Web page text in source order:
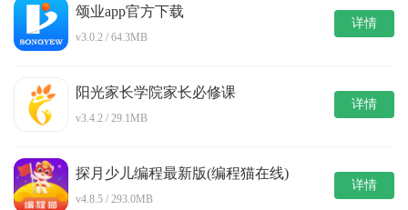
颂业app官方下载
v3.0.2 / 64.3MB
详情
阳光家长学院家长必修课
v3.4.2 / 29.1MB
详情
探月少儿编程最新版(编程猫在线)
v4.8.5 / 293.0MB
详情